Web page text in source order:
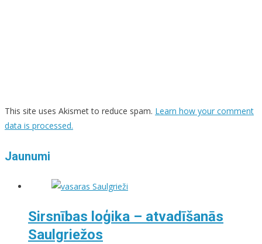
This site uses Akismet to reduce spam. Learn how your comment
data is processed.
Jaunumi
Sirsnības loģika – atvadīšanās
Saulgriežos